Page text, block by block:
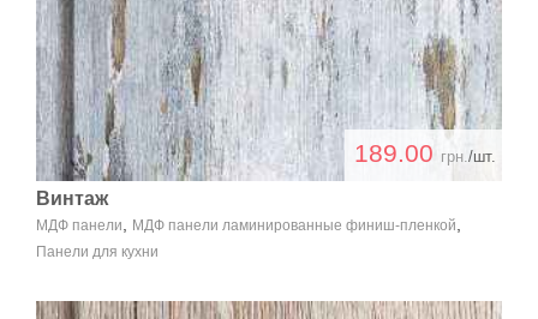
189.00 грн./шт.
Винтаж
МДФ панели МДФ панели ламинированные финиш-пленкой
Панели для кухни